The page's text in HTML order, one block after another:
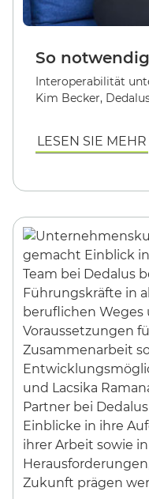
So
Interoperabilität
Kim Becker,
LESEN SIE MEHR